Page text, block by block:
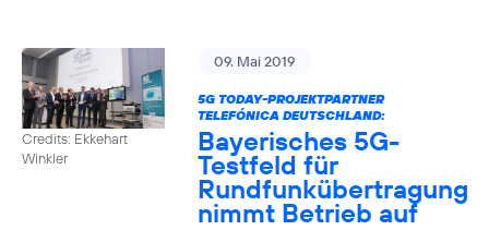
Credits: Ekkehart
Winkler
09. Mai 2019
5G TODAY-PROJEKTPARTNER
TELEFÓNICA DEUTSCHLAND:
Bayerisches 5G-
Testfeld für
Rundfunkübertragung
nimmt Betrieb auf